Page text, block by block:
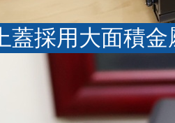
上蓋採用大面積